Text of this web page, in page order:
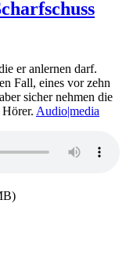
er anlernen darf.
Fall, eines vor zehn
sicher nehmen die
Audio|media